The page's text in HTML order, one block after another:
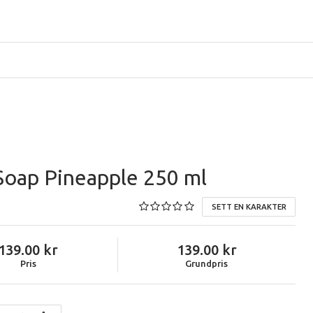
Pineapple 250 ml
SETT EN KARAKTER
Pris
139.00
Grundpris
139.00